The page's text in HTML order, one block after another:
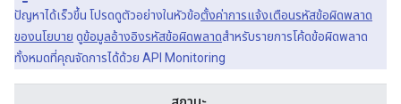
ปัญหาได้เร็วขึ้น โปรดดูตัวอย่างในหัวข้อตั้งค่าการแจ้งเตือนรหัสข้อผิดพลาด
ของนโยบาย ดูข้อมูลอ้างอิงรหัสข้อผิดพลาดสำหรับรายการโค้ดข้อผิดพลาด
ทั้งหมดที่คุณจัดการได้ด้วย API Monitoring